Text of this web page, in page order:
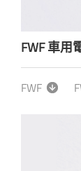
FWF 車用
FWF